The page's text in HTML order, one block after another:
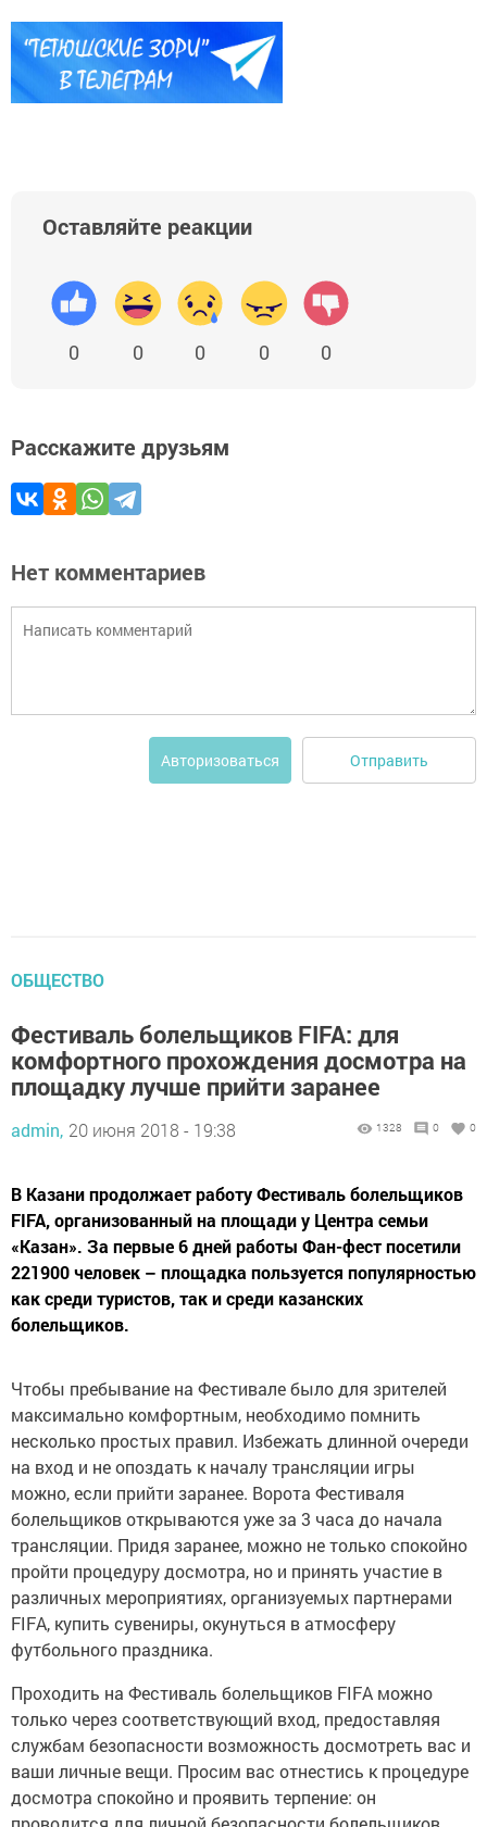
Оставляйте реакции
0 0 0 0 0
Расскажите друзьям
Нет комментариев
Авторизоваться Отправить
ОБЩЕСТВО
Фестиваль болельщиков FIFA: для
комфортного прохождения досмотра на
площадку лучше прийти заранее
admin, 20 июня 2018 - 19:38 1328 0 0
В Казани продолжает работу Фестиваль болельщиков
FIFA, организованный на площади у Центра семьи
«Казан». За первые 6 дней работы Фан-фест посетили
221900 человек – площадка пользуется популярностью
как среди туристов, так и среди казанских
болельщиков.
Чтобы пребывание на Фестивале было для зрителей
максимально комфортным, необходимо помнить
несколько простых правил. Избежать длинной очереди
на вход и не опоздать к началу трансляции игры
можно, если прийти заранее. Ворота Фестиваля
болельщиков открываются уже за 3 часа до начала
трансляции. Придя заранее, можно не только спокойно
пройти процедуру досмотра, но и принять участие в
различных мероприятиях, организуемых партнерами
FIFA, купить сувениры, окунуться в атмосферу
футбольного праздника.
Проходить на Фестиваль болельщиков FIFA можно
только через соответствующий вход, предоставляя
службам безопасности возможность досмотреть вас и
ваши личные вещи. Просим вас отнестись к процедуре
досмотра спокойно и проявить терпение: он